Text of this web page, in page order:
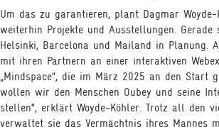
Um das zu garantieren, plant Dagmar Woyde-
weiterhin Projekte und Ausstellungen. Gerade
Helsinki, Barcelona und Mailand in Planung.
mit ihren Partnern an einer interaktiven
„Mindspace“, die im März 2025 an den Start
wollen wir den Menschen Oubey und seine
stellen“, erklärt Woyde-Köhler. Trotz all den
verwaltet sie das Vermächtnis ihres Mannes